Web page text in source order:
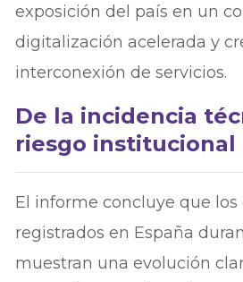
exposición del país en un
digitalización acelerada y
interconexión de servicios.
De la incidencia
riesgo institucional
El informe concluye que los
registrados en España
muestran una evolución